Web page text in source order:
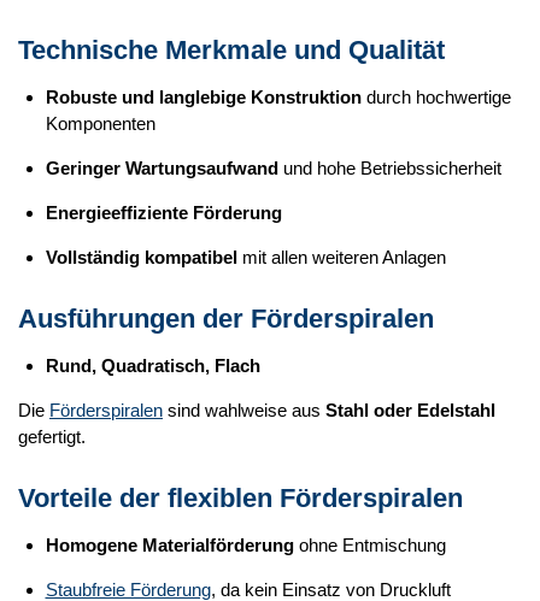
Technische Merkmale und Qualität
Robuste und langlebige Konstruktiondurch hochwertige
Komponenten
Geringer Wartungsaufwandund hohe Betriebssicherheit
Energieeffiziente Förderung
Vollständig kompatibelmit allen weiteren Anlagen
Ausführungen der Förderspiralen
Rund, Quadratisch, Flach
Die Förderspiralen sind wahlweise aus Stahl oder Edelstahl
gefertigt.
Vorteile der flexiblen Förderspiralen
Homogene Materialförderungohne Entmischung
Staubfreie Förderung, da kein Einsatz von Druckluft